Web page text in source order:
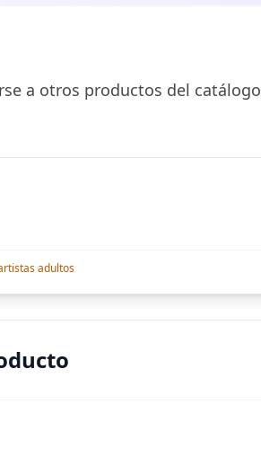
a otros productos del catálogo
adultos